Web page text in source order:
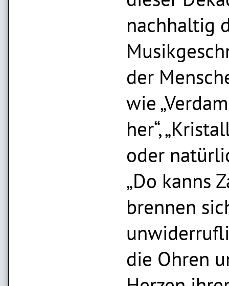
nachhaltig
der
wie
her“,
oder
„Do kanns
brennen
die Ohren